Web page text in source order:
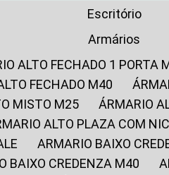
Escritório
Armários
ALTO FECHADO 1 PORTA
FECHADO M40
MISTO M25
ÁRMARIO
ALTO PLAZA COM
ARMARIO BAIXO
BAIXO CREDENZA M40